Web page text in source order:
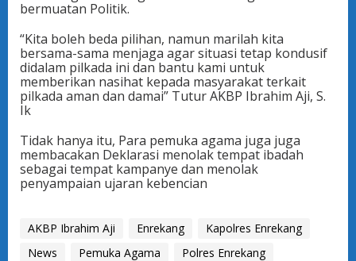
bermuatan Politik.
“Kita boleh beda pilihan, namun marilah kita
bersama-sama menjaga agar situasi tetap kondusif
didalam pilkada ini dan bantu kami untuk
memberikan nasihat kepada masyarakat terkait
pilkada aman dan damai” Tutur AKBP Ibrahim Aji, S.
Ik
Tidak hanya itu, Para pemuka agama juga juga
membacakan Deklarasi menolak tempat ibadah
sebagai tempat kampanye dan menolak
penyampaian ujaran kebencian
AKBP Ibrahim Aji Enrekang
Kapolres Enrekang
News
Pemuka Agama Polres Enrekang